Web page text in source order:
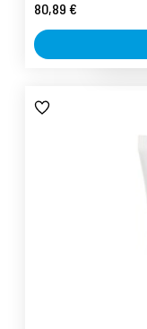
80,89 €